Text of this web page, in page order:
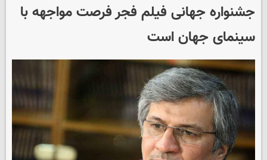
جشنواره جهانی فیلم فجر فرصت مواجهه با
سینمای جهان است